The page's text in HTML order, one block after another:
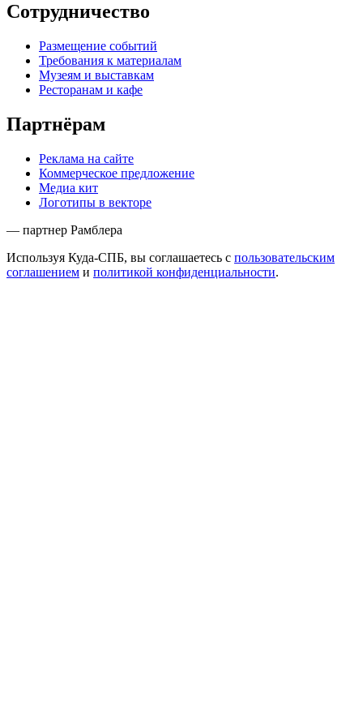
Сотрудничество
Размещение событий
Требования к материалам
Музеям и выставкам
Ресторанам и кафе
Партнёрам
Реклама на сайте
Коммерческое предложение
Медиа кит
Логотипы в векторе
— партнер Рамблера
Используя Куда-СПБ, вы соглашаетесь с пользовательским
соглашением и политикой конфиденциальности.